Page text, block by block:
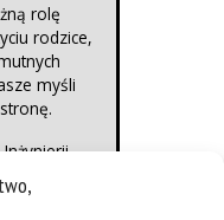
rolę
rodzice,
myśli